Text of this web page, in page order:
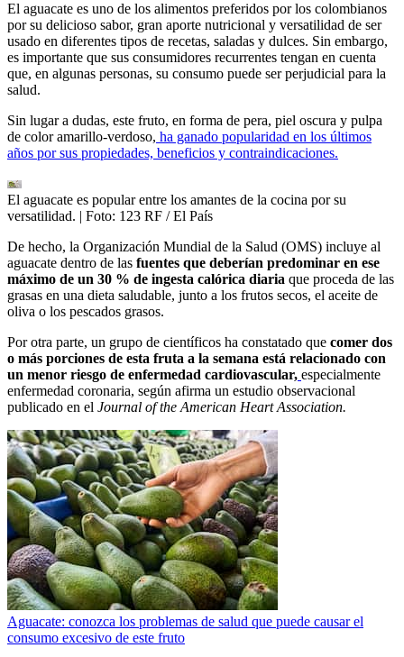
El aguacate es uno de los alimentos preferidos por los colombianos
por su delicioso sabor, gran aporte nutricional y versatilidad de ser
usado en diferentes tipos de recetas, saladas y dulces. Sin embargo,
es importante que sus consumidores recurrentes tengan en cuenta
que, en algunas personas, su consumo puede ser perjudicial para la
salud.
Sin lugar a dudas, este fruto, en forma de pera, piel oscura y pulpa
de color amarillo-verdoso, ha ganado popularidad en los últimos
años por sus propiedades, beneficios y contraindicaciones.
El aguacate es popular entre los amantes de la cocina por su
versatilidad. | Foto: 123 RF / El País
De hecho, la Organización Mundial de la Salud (OMS) incluye al
aguacate dentro de las fuentes que deberían predominar en ese
máximo de un 30 % de ingesta calórica diaria que proceda de las
grasas en una dieta saludable, junto a los frutos secos, el aceite de
oliva o los pescados grasos.
Por otra parte, un grupo de científicos ha constatado que comer dos
o más porciones de esta fruta a la semana está relacionado con
un menor riesgo de enfermedad cardiovascular, especialmente
enfermedad coronaria, según afirma un estudio observacional
publicado en el Journal of the American Heart Association.
Aguacate: conozca los problemas de salud que puede causar el
consumo excesivo de este fruto